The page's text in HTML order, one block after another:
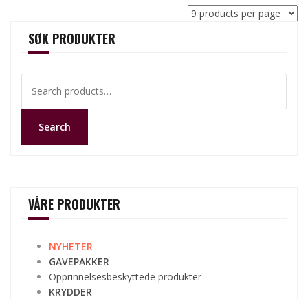
SØK PRODUKTER
for:
Search
VÅRE PRODUKTER
NYHETER
GAVEPAKKER
Opprinnelsesbeskyttede produkter
KRYDDER